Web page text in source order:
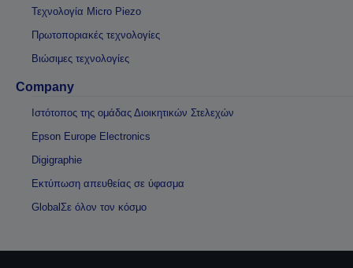
Τεχνολογία Micro Piezo
Πρωτοποριακές τεχνολογίες
Βιώσιμες τεχνολογίες
Company
Ιστότοπος της ομάδας Διοικητικών Στελεχών
Epson Europe Electronics
Digigraphie
Εκτύπωση απευθείας σε ύφασμα
GlobalΣε όλον τον κόσμο